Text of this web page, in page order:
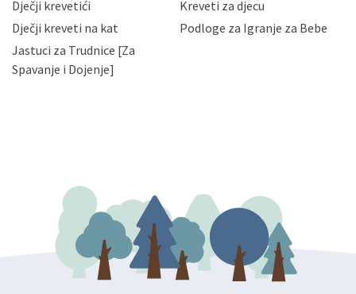
da možete u svako doba, u potpunosti ili djelomice,
zatražiti prestanak aktivnosti obrade Vaših osobnih
podataka. Opoziv privole možete podnijeti poštom na
gore navedenu adresu ili e-mailom na adresu:
Dječji krevetići
Kreveti za djecu
Dječji kreveti na kat
Podloge za Igranje za Bebe
Jastuci za Trudnice [Za
Spavanje i Dojenje]